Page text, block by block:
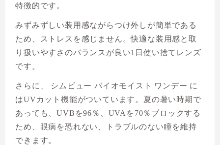
特徴的です。
みずみずしい装用感ながらつけ外しが簡単である
ため、ストレスを感じません。快適な装用感と取
り扱いやすさのバランスが良い1日使い捨てレンズ
です。
さらに、 シムビュー バイオモイスト ワンデー に
はUVカット機能がついています。夏の暑い時期で
あっても、UVBを96％、UVAを70％ブロックする
ため、眼病を恐れない、トラブルのない瞳を維持
できます。